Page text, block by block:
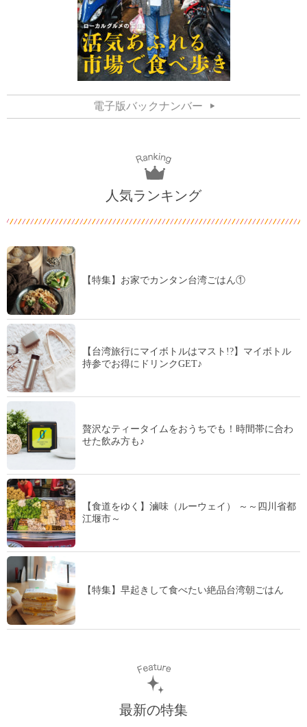
電子版バックナンバー
人気ランキング
【特集】お家でカンタン台湾ごはん①
【台湾旅行にマイボトルはマスト!?】マイボトル
持参でお得にドリンクGET♪
贅沢なティータイムをおうちでも！時間帯に合わ
せた飲み方も♪
【食道をゆく】滷味（ルーウェイ） ～～四川省都
江堰市～
【特集】早起きして食べたい絶品台湾朝ごはん
最新の特集